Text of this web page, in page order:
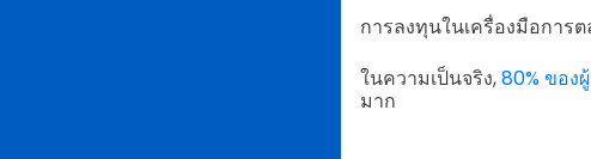
การลงทุนในเครื่องมือการ
ในความเป็นจริง,80% ของ
มาก